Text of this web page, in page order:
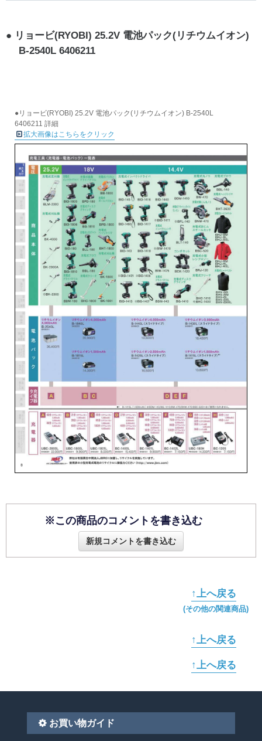
リョービ(RYOBI) 25.2V 電池パック(リチウムイオン)
B-2540L 6406211
●リョービ(RYOBI) 25.2V 電池パック(リチウムイオン) B-2540L
6406211 詳細
拡大画像はこちらをクリック
※この商品のコメントを書き込む
新規コメントを書き込む
↑上へ戻る
(その他の関連商品)
↑上へ戻る
↑上へ戻る
お買い物ガイド